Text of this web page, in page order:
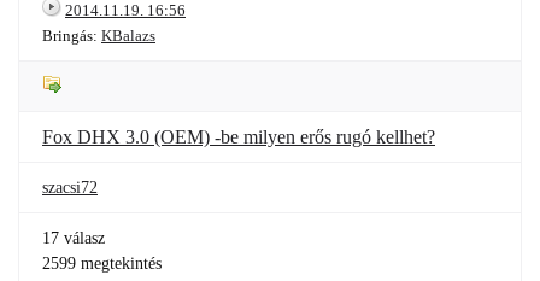
2014.11.19. 16:56
Bringás: KBalazs
Fox DHX 3.0 (OEM) -be milyen erős rugó kellhet?
szacsi72
17 válasz
2599 megtekintés